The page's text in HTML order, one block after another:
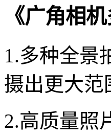
《广角相
1.多种全景
摄出更大范
2.高质量照